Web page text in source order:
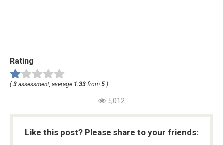
Rating
(3 assessment, average 1.33 from 5 )
5,012
Like this post? Please share to your friends: